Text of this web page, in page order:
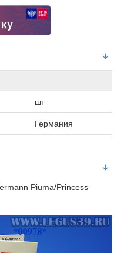
шт
Германия
Piuma/Princess